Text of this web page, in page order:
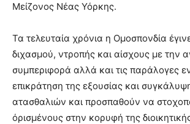
Μείζονος Νέας Υόρκης.
Τα τελευταία χρόνια η Ομοσπονδία
διχασμού, ντροπής και αίσχους με την
συμπεριφορά αλλά και τις παράλογες
επικράτηση της εξουσίας και
ατασθαλιών και προσπαθούν να
όρισμένους στην κορυφή της